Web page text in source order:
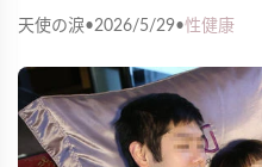
天使の淚•2026/5/29•性健康